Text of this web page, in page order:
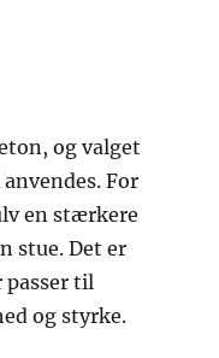
og valget
For
en stærkere
stue. Det er
til
og styrke.